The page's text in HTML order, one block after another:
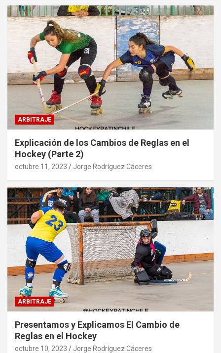
ARBITRAJE
Explicación de los Cambios de Reglas en el
Hockey (Parte 2)
octubre 11, 2023 Jorge Rodríguez Cáceres
ARBITRAJE
Presentamos y Explicamos El Cambio de
Reglas en el Hockey
octubre 10, 2023 Jorge Rodríguez Cáceres